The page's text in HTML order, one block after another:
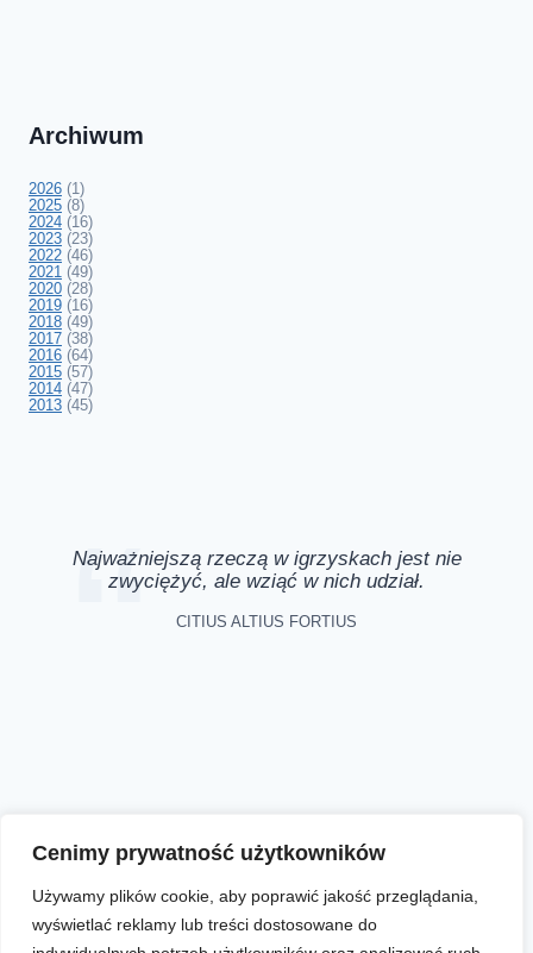
Cenimy prywatność użytkowników
Używamy plików cookie, aby poprawić jakość przeglądania,
wyświetlać reklamy lub treści dostosowane do
Archiwum
2026 (1)
2025 (8)
2024 (16)
2023 (23)
2022 (46)
2021 (49)
2020 (28)
2019 (16)
2018 (49)
2017 (38)
2016 (64)
2015 (57)
2014 (47)
2013 (45)
Najważniejszą rzeczą w igrzyskach jest nie
zwyciężyć, ale wziąć w nich udział.
CITIUS ALTIUS FORTIUS